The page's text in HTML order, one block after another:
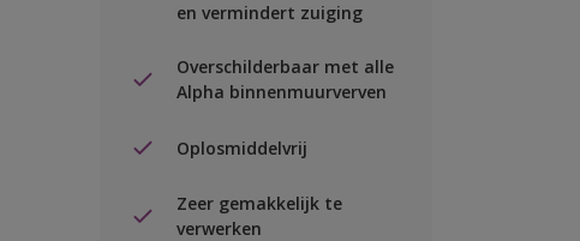
en vermindert zuiging
Overschilderbaar met alle
Alpha binnenmuurverven
Oplosmiddelvrij
Zeer gemakkelijk te
verwerken